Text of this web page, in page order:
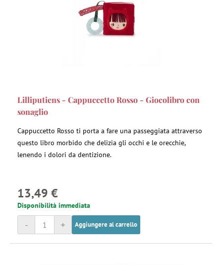
Lilliputiens - Cappuccetto Rosso - Giocolibro con
sonaglio
Cappuccetto Rosso ti porta a fare una passeggiata attraverso
questo libro morbido che delizia gli occhi e le orecchie,
lenendo i dolori da dentizione.
13,49 €
Disponibilità immediata
+
- Aggiungere al carrello